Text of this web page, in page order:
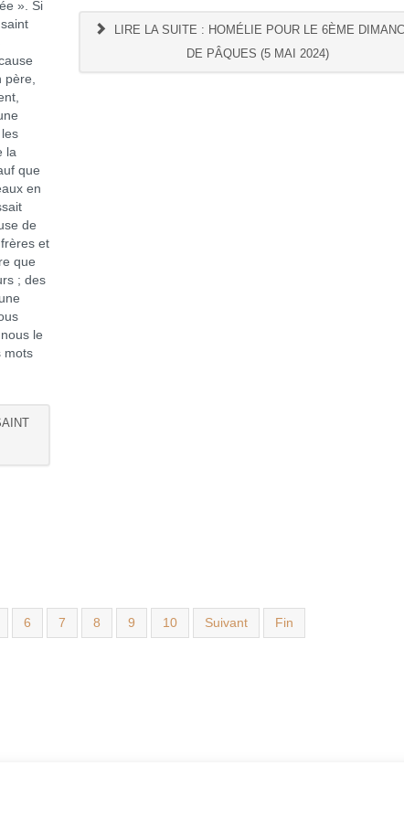
». Si
père,
la
que
en
de
et
que
; des
le
mots
LIRE LA SUITE : HOMÉLIE POUR LE 6ÈME
DE PÂQUES (5 MAI 2024)
6 7 8 9 10 Suivant Fin